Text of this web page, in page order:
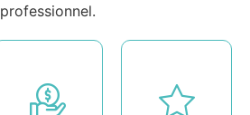
professionnel.